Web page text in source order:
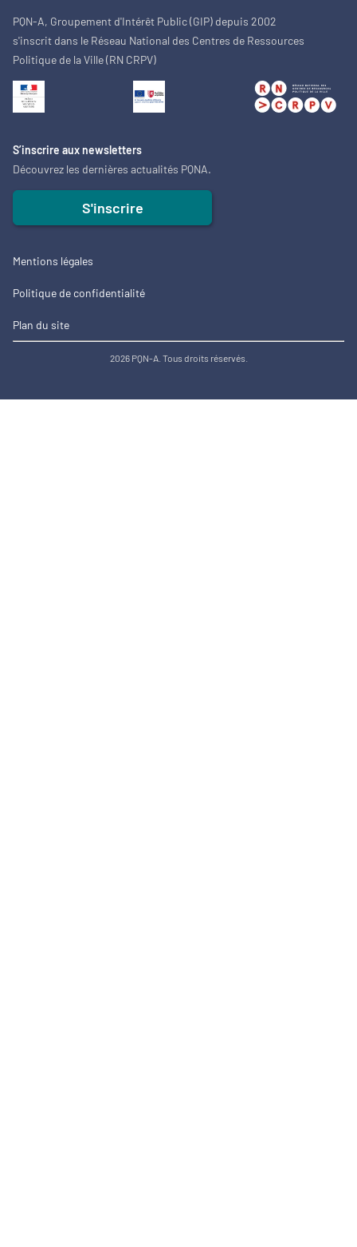
PQN-A, Groupement d'Intérêt Public (GIP) depuis 2002
s'inscrit dans le Réseau National des Centres de Ressources
Politique de la Ville (RN CRPV)
S’inscrire aux newsletters
Découvrez les dernières actualités PQNA.
S'inscrire
Mentions légales
Politique de confidentialité
Plan du site
2026 PQN-A. Tous droits réservés.